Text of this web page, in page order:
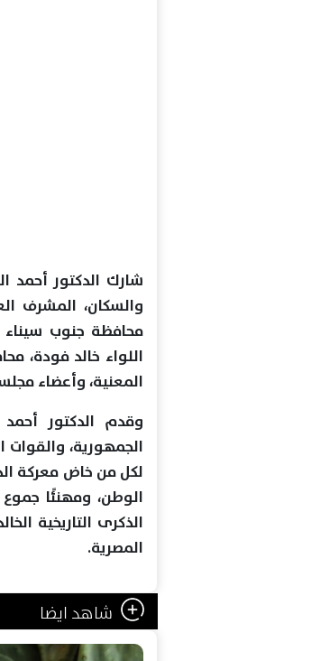
شارك الدكتور أحمد
والسكان، المشرف
اللواء خالد فودة،
المعنية، وأعضاء
وقدم الدكتور
الجمهورية، والقوات
الوطن، ومهنئًا
الذكرى التاريخية
المصرية.
شاهد ايضا